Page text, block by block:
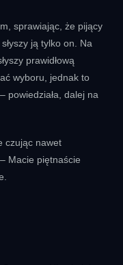
sprawiając, że pijący
ją tylko on. Na
prawidłową
wyboru, jednak to
powiedziała, dalej na
czując nawet
Macie piętnaście